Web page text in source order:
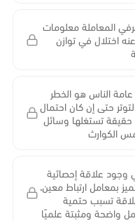
المعاملة معلومات
اختلال في توازن
الناس هو الخطر
حتى إن كان احتمال
حقيقة تستغلها وسائل
الكوارث
وجود علاقة إحصائية
بمعامل ارتباط معين،
تسبب حتمية
واضحة ومثبتة علميًا